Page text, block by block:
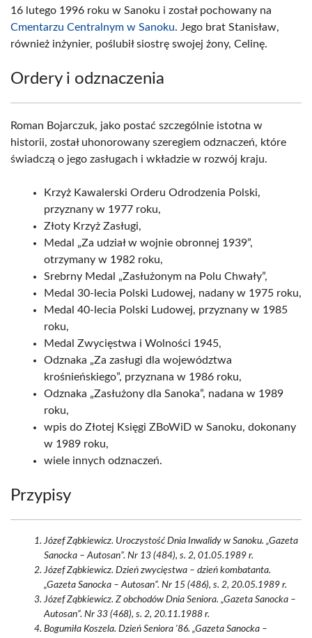
16 lutego 1996 roku w Sanoku i został pochowany na
Cmentarzu Centralnym w Sanoku. Jego brat Stanisław,
również inżynier, poślubił siostrę swojej żony, Celinę.
Ordery i odznaczenia
Roman Bojarczuk, jako postać szczególnie istotna w
historii, został uhonorowany szeregiem odznaczeń, które
świadczą o jego zasługach i wkładzie w rozwój kraju.
Krzyż Kawalerski Orderu Odrodzenia Polski,
przyznany w 1977 roku,
Złoty Krzyż Zasługi,
Medal „Za udział w wojnie obronnej 1939”,
otrzymany w 1982 roku,
Srebrny Medal „Zasłużonym na Polu Chwały”,
Medal 30-lecia Polski Ludowej, nadany w 1975 roku,
Medal 40-lecia Polski Ludowej, przyznany w 1985
roku,
Medal Zwycięstwa i Wolności 1945,
Odznaka „Za zasługi dla województwa
krośnieńskiego”, przyznana w 1986 roku,
Odznaka „Zasłużony dla Sanoka”, nadana w 1989
roku,
wpis do Złotej Księgi ZBoWiD w Sanoku, dokonany
w 1989 roku,
wiele innych odznaczeń.
Przypisy
Józef Ząbkiewicz. Uroczystość Dnia Inwalidy w Sanoku. „Gazeta
Sanocka – Autosan”. Nr 13 (484), s. 2, 01.05.1989 r.
Józef Ząbkiewicz. Dzień zwycięstwa – dzień kombatanta.
„Gazeta Sanocka – Autosan”. Nr 15 (486), s. 2, 20.05.1989 r.
Józef Ząbkiewicz. Z obchodów Dnia Seniora. „Gazeta Sanocka –
Autosan”. Nr 33 (468), s. 2, 20.11.1988 r.
Bogumiła Koszela. Dzień Seniora '86. „Gazeta Sanocka –